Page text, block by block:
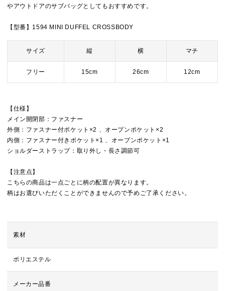
やアウトドアのサブバッグとしてもおすすめです。
【型番】1594 MINI DUFFEL CROSSBODY
サイズ 縦 横 マチ
フリー 15cm 26cm 12cm
【仕様】
メイン開閉部：ファスナー
外側：ファスナー付ポケット×2 、オープンポケット×2
内側：ファスナー付きポケット×1 、オープンポケット×1
ショルダーストラップ：取り外し・長さ調節可
【注意点】
こちらの商品は一点ごとに柄の配置が異なります。
柄はお選びいただくことができませんので予めご了承ください。
素材
ポリエステル
メーカー品番